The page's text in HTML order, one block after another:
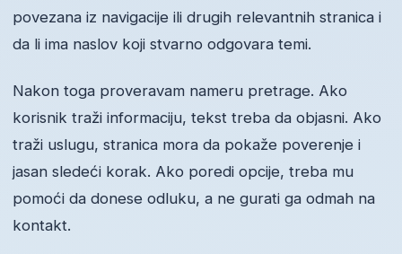
povezana iz navigacije ili drugih relevantnih stranica i
da li ima naslov koji stvarno odgovara temi.
Nakon toga proveravam nameru pretrage. Ako
korisnik traži informaciju, tekst treba da objasni. Ako
traži uslugu, stranica mora da pokaže poverenje i
jasan sledeći korak. Ako poredi opcije, treba mu
pomoći da donese odluku, a ne gurati ga odmah na
kontakt.